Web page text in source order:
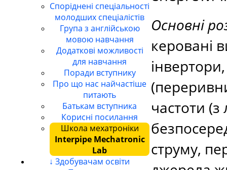
Споріднені спеціальності
молодших спеціалістів
Група з англійською
мовою навчання
Додаткові можливості
для навчання
Поради вступнику
Про що нас найчастіше
питають
Батькам вступника
Корисні посилання
Школа мехатроніки
Interpipe Mechatronic
Lab
↓ Здобувачам освіти
Основні
керовані
частоти
струму,